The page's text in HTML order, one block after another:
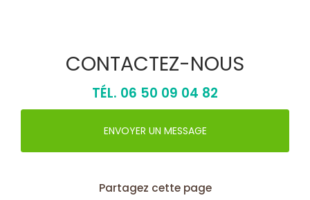
CONTACTEZ-NOUS
TÉL. 06 50 09 04 82
ENVOYER UN MESSAGE
Partagez cette page